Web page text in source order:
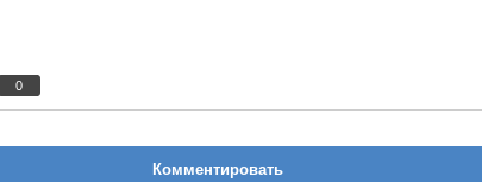
0
Комментировать